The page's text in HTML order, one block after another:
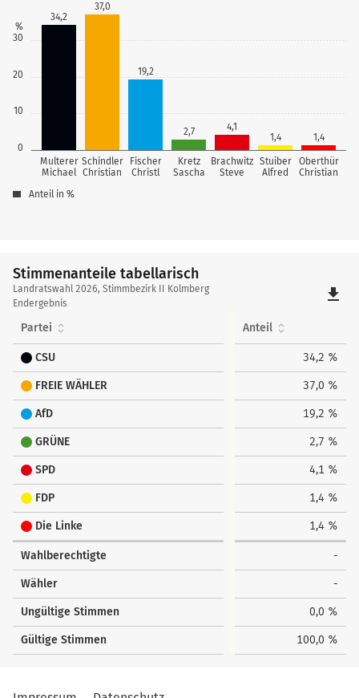
0
10
20
30
%
Multerer
Michael
Schindler
Christian
Fischer
Christl
Kretz
Sascha
Brachwitz
Steve
Stuiber
Alfred
Oberthür
Christian
34,2
37,0
19,2
2,7
4,1
1,4
1,4
Anteil in %
Stimmenanteile tabellarisch
Stimmenanteile
tabellarisch
Landratswahl 2026, Stimmbezirk II Kolmberg
Endergebnis
file_download
Partei Anteil
CSU 34,2 %
FREIE WÄHLER 37,0 %
AfD 19,2 %
GRÜNE 2,7 %
SPD 4,1 %
FDP 1,4 %
Die Linke 1,4 %
Wahlberechtigte -
Wähler -
Ungültige Stimmen 0,0 %
Gültige Stimmen 100,0 %